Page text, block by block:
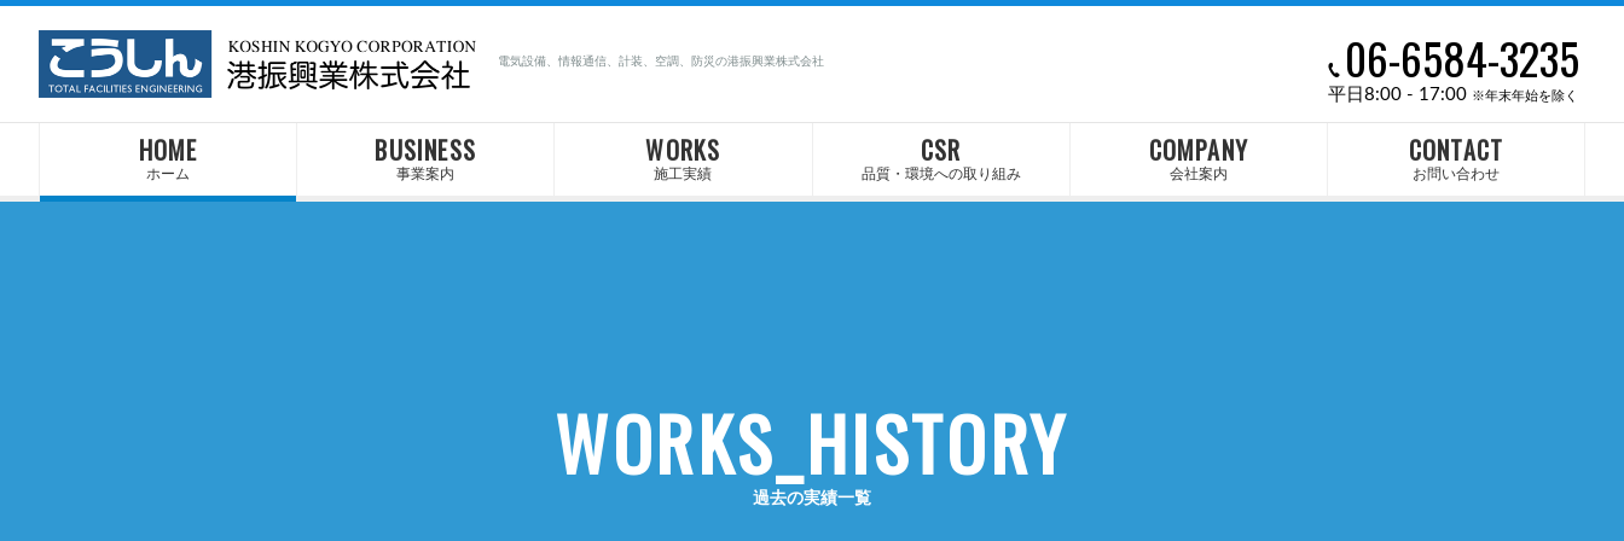
電気設備、情報通信、計装、空調、防災の港振興業株式会社 06-6584-3235
平日8:00 - 17:00 ※年末年始を除く
HOME
ホーム
BUSINESS
事業案内
WORKS
施工実績
CSR
品質・環境への取り組み
COMPANY
会社案内
CONTACT
お問い合わせ
WORKS_HISTORY
過去の実績一覧